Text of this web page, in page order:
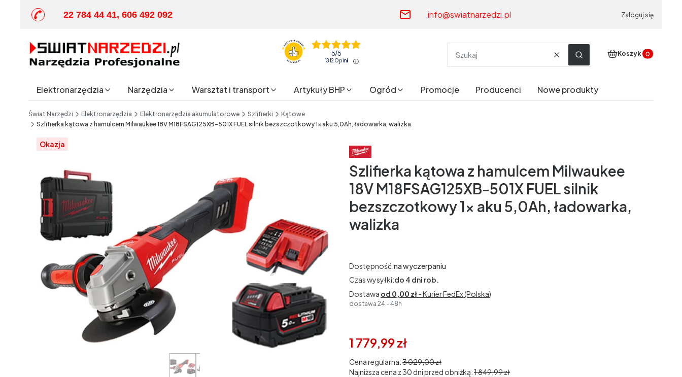
22 784 44 41, 606 492 092 info@swiatnarzedzi.pl Zaloguj się
5/5
1312 opinii WyczyśćSzukaj
Produkty w
Koszyk
Elektronarzędzia Narzędzia Warsztat i transport Artykuły BHP Ogród Promocje Producenci
Nowe produkty
Świat Narzędzi Elektronarzędzia Elektronarzędzia akumulatorowe Szlifierki
Kątowe
Szlifierka kątowa z hamulcem Milwaukee 18V M18FSAG125XB-501X FUEL silnik bezszczotkowy 1x aku 5,0Ah, ładowarka, walizka
Etykiety
Okazja
Szlifierka kątowa z hamulcem Milwaukee
18V M18FSAG125XB-501X FUEL silnik
bezszczotkowy 1x aku 5,0Ah, ładowarka,
walizka
Dostępność:na wyczerpaniu
Czas wysyłki:do 4 dni rob.
Dostawa od 0,00 zł- Kurier FedEx (Polska)
dostawa 24 - 48h
1 779,99 zł
Cena regularna:3 029,00 zł
Najniższa cena z 30 dni przed obniżką:1 849,99 zł